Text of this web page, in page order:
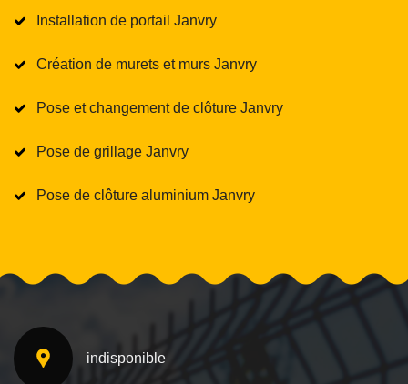
Installation de portail Janvry
Création de murets et murs Janvry
Pose et changement de clôture Janvry
Pose de grillage Janvry
Pose de clôture aluminium Janvry
indisponible